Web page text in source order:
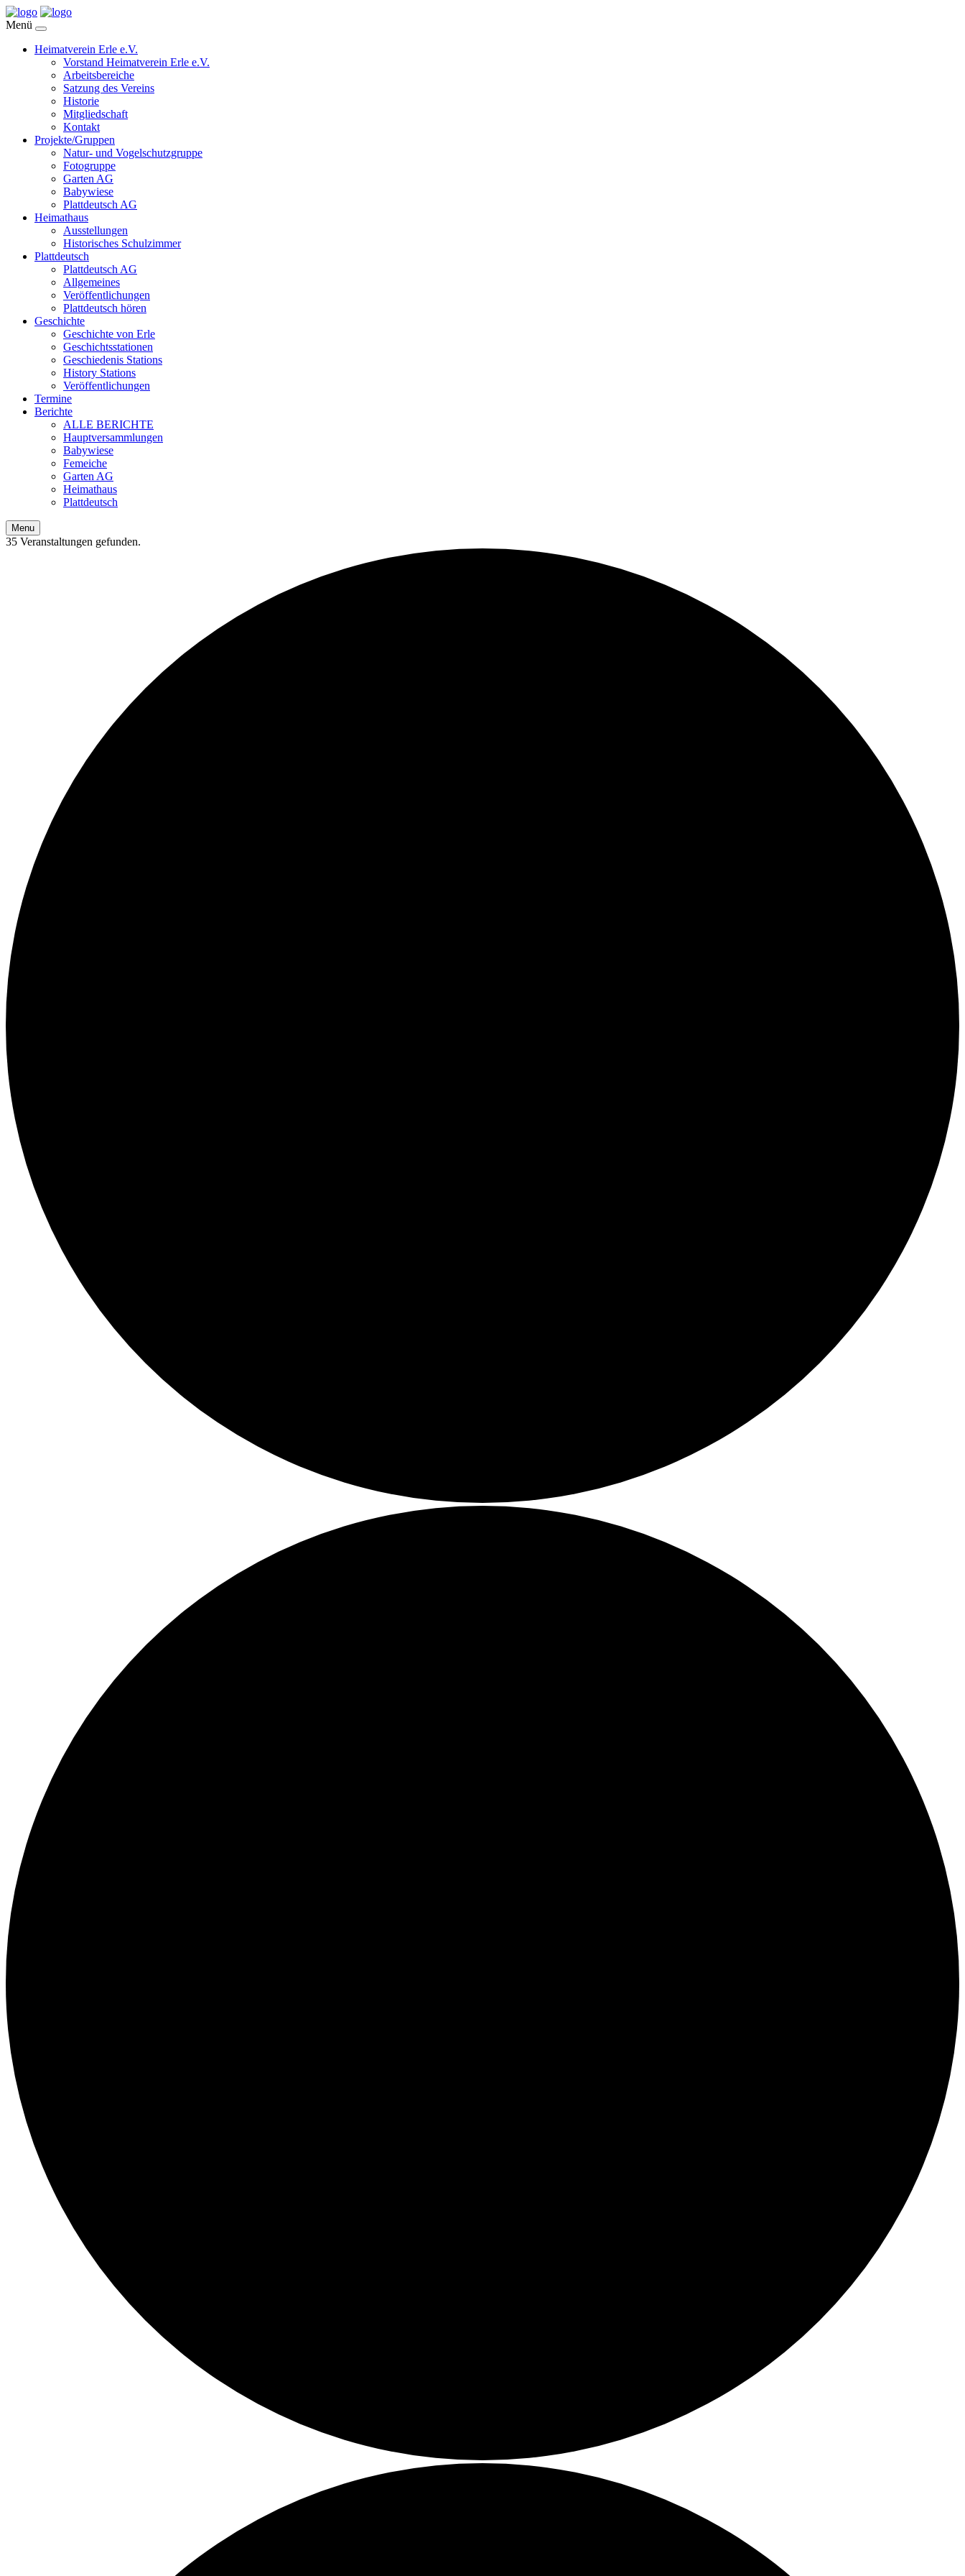
Menü
Heimatverein Erle e.V.
Vorstand Heimatverein Erle e.V.
Arbeitsbereiche
Satzung des Vereins
Historie
Mitgliedschaft
Kontakt
Projekte/Gruppen
Natur- und Vogelschutzgruppe
Fotogruppe
Garten AG
Babywiese
Plattdeutsch AG
Heimathaus
Ausstellungen
Historisches Schulzimmer
Plattdeutsch
Plattdeutsch AG
Allgemeines
Veröffentlichungen
Plattdeutsch hören
Geschichte
Geschichte von Erle
Geschichtsstationen
Geschiedenis Stations
History Stations
Veröffentlichungen
Termine
Berichte
ALLE BERICHTE
Hauptversammlungen
Babywiese
Femeiche
Garten AG
Heimathaus
Plattdeutsch
Menu
35 Veranstaltungen gefunden.